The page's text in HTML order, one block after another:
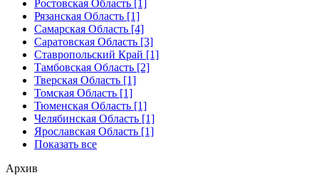
Ростовская Область [1]
Рязанская Область [1]
Самарская Область [4]
Саратовская Область [3]
Ставропольский Край [1]
Тамбовская Область [2]
Тверская Область [1]
Томская Область [1]
Тюменская Область [1]
Челябинская Область [1]
Ярославская Область [1]
Показать все
Архив